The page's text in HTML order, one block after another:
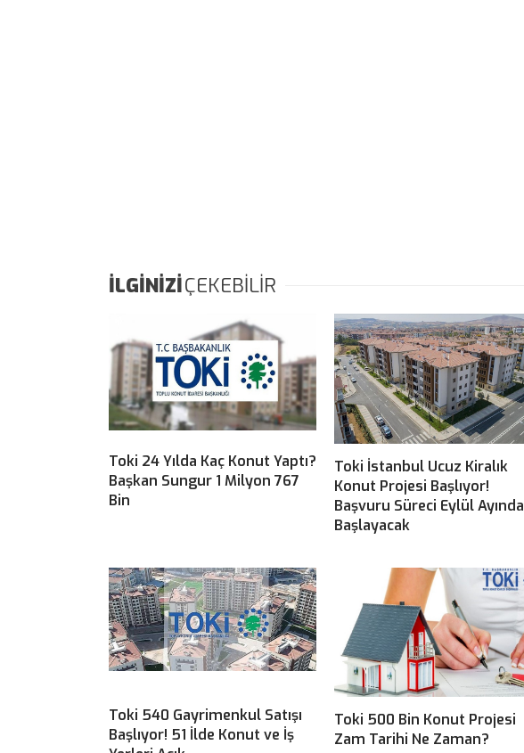
İLGİNİZİÇEKEBİLİR
Toki 24 Yılda Kaç Konut Yaptı?
Başkan Sungur 1 Milyon 767
Bin
Toki İstanbul Ucuz Kiralık
Konut Projesi Başlıyor!
Başvuru Süreci Eylül Ayında
Başlayacak
Toki 540 Gayrimenkul Satışı
Başlıyor! 51 İlde Konut ve İş
Toki 500 Bin Konut Projesi
Zam Tarihi Ne Zaman?